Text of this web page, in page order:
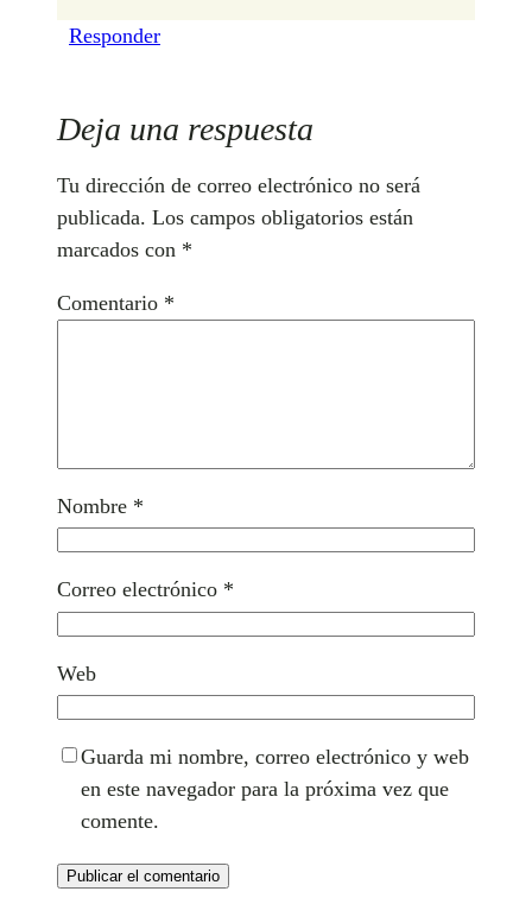
Responder
Deja una respuesta
Tu dirección de correo electrónico no será
publicada. Los campos obligatorios están
marcados con *
Comentario *
Nombre *
Correo electrónico *
Web
Guarda mi nombre, correo electrónico y web
en este navegador para la próxima vez que
comente.